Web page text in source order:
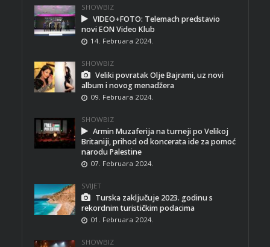
SHOWBIZ
VIDEO+FOTO: Telemach predstavio
novi EON Video Klub
14. Februara 2024.
SHOWBIZ
Veliki povratak Olje Bajrami, uz novi
album i novog menadžera
09. Februara 2024.
SHOWBIZ
Armin Muzaferija na turneji po Velikoj
Britaniji, prihod od koncerata ide za pomoć
narodu Palestine
07. Februara 2024.
SVIJET
Turska zaključuje 2023. godinu s
rekordnim turističkim podacima
01. Februara 2024.
SHOWBIZ